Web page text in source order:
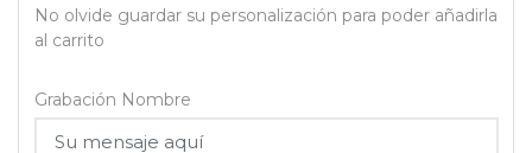
No olvide guardar su personalización para poder añadirla
al carrito
Grabación Nombre